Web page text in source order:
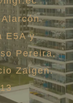
E5A y
Pereira,
Zaigen.